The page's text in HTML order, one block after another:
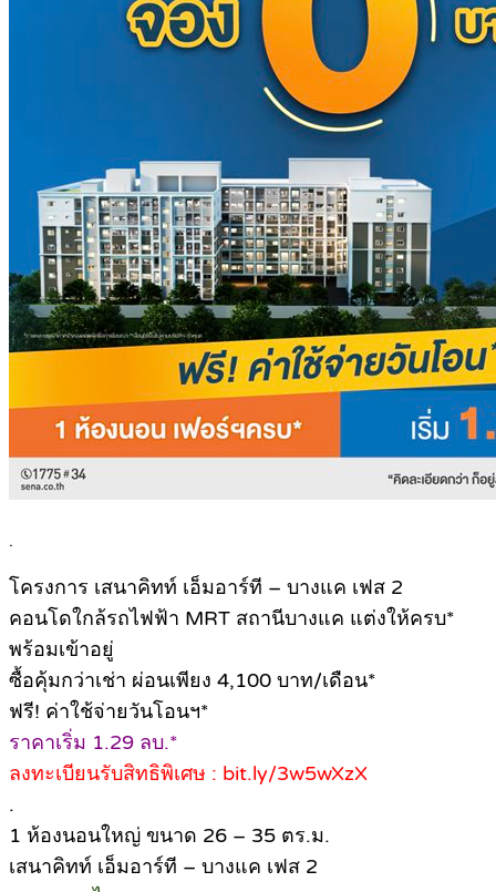
.
โครงการ เสนาคิทท์ เอ็มอาร์ที – บางแค เฟส 2
คอนโดใกล้รถไฟฟ้า MRT สถานีบางแค แต่งให้ครบ*
พร้อมเข้าอยู่
ซื้อคุ้มกว่าเช่า ผ่อนเพียง 4,100 บาท/เดือน*
ฟรี! ค่าใช้จ่ายวันโอนฯ*
ราคาเริ่ม 1.29 ลบ.*
ลงทะเบียนรับสิทธิพิเศษ : bit.ly/3w5wXzX
.
1 ห้องนอนใหญ่ ขนาด 26 – 35 ตร.ม.
เสนาคิทท์ เอ็มอาร์ที – บางแค เฟส 2